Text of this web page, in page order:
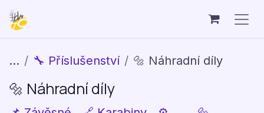
Přejít na obsah
... 🔧 Příslušenství 🔩 Náhradní díly
🔩 Náhradní díly